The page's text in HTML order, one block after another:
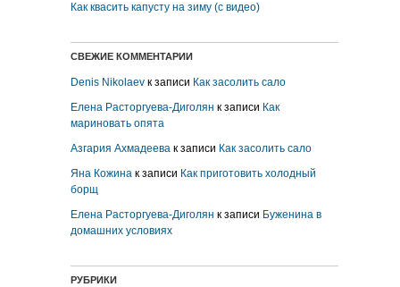
Как квасить капусту на зиму (с видео)
СВЕЖИЕ КОММЕНТАРИИ
Denis Nikolaev к записи Как засолить сало
Елена Расторгуева-Диголян к записи Как
мариновать опята
Азгария Ахмадеева к записи Как засолить сало
Яна Кожина к записи Как приготовить холодный
борщ
Елена Расторгуева-Диголян к записи Буженина в
домашних условиях
РУБРИКИ